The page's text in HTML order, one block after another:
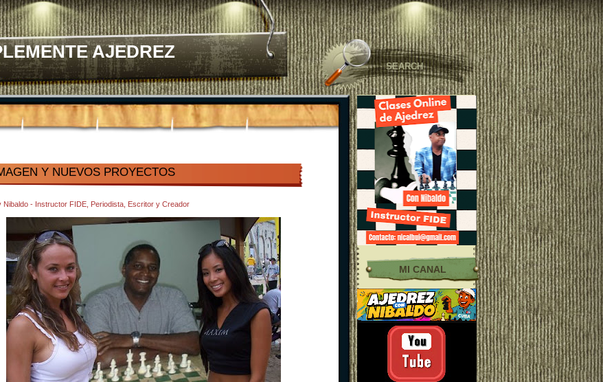
AJEDREZ
Y NUEVOS PROYECTOS
Nibaldo - Instructor FIDE, Periodista, Escritor y Creador
MI CANAL